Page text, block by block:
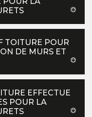
TOITURE POUR
DE MURS ET
EFFECTUE
POUR LA